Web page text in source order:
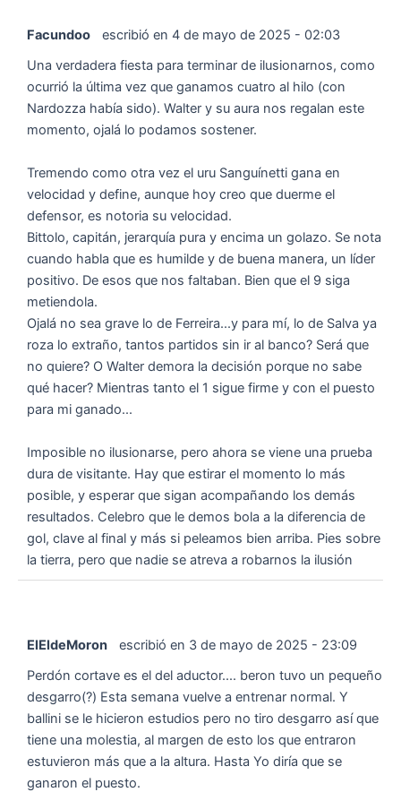
Facundoo escribió en 4 de mayo de 2025 - 02:03
Una verdadera fiesta para terminar de ilusionarnos, como
ocurrió la última vez que ganamos cuatro al hilo (con
Nardozza había sido). Walter y su aura nos regalan este
momento, ojalá lo podamos sostener.
Tremendo como otra vez el uru Sanguínetti gana en
velocidad y define, aunque hoy creo que duerme el
defensor, es notoria su velocidad.
Bittolo, capitán, jerarquía pura y encima un golazo. Se nota
cuando habla que es humilde y de buena manera, un líder
positivo. De esos que nos faltaban. Bien que el 9 siga
metiendola.
Ojalá no sea grave lo de Ferreira...y para mí, lo de Salva ya
roza lo extraño, tantos partidos sin ir al banco? Será que
no quiere? O Walter demora la decisión porque no sabe
qué hacer? Mientras tanto el 1 sigue firme y con el puesto
para mi ganado...
Imposible no ilusionarse, pero ahora se viene una prueba
dura de visitante. Hay que estirar el momento lo más
posible, y esperar que sigan acompañando los demás
resultados. Celebro que le demos bola a la diferencia de
gol, clave al final y más si peleamos bien arriba. Pies sobre
la tierra, pero que nadie se atreva a robarnos la ilusión
ElEldeMoron escribió en 3 de mayo de 2025 - 23:09
Perdón cortave es el del aductor.... beron tuvo un pequeño
desgarro(?) Esta semana vuelve a entrenar normal. Y
ballini se le hicieron estudios pero no tiro desgarro así que
tiene una molestia, al margen de esto los que entraron
estuvieron más que a la altura. Hasta Yo diría que se
ganaron el puesto.